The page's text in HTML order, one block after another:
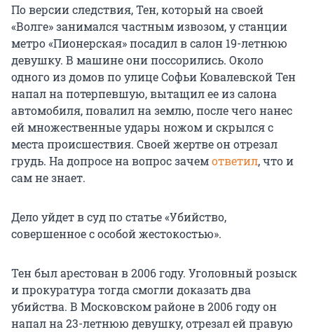
По версии следствия, Тен, который на своей
«Волге» занимался частным извозом, у станции
метро «Пионерская» посадил в салон 19-летнюю
девушку. В машине они поссорились. Около
одного из домов по улице Софьи Ковалевской Тен
напал на потерпевшую, вытащил ее из салона
автомобиля, повалил на землю, после чего нанес
ей множественные удары ножом и скрылся с
места происшествия. Своей жертве он отрезал
грудь. На допросе на вопрос зачемответил, что и
сам не знает.
Дело уйдет в суд по статье «Убийство,
совершенное с особой жестокостью».
Тен был арестован в 2006 году. Уголовный розыск
и прокуратура тогда смогли доказать два
убийства. В Московском районе в 2006 году он
напал на 23-летнюю девушку, отрезал ей правую